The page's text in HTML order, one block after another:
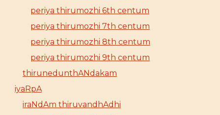
periya thirumozhi 6th centum
periya thirumozhi 7th centum
periya thirumozhi 8th centum
periya thirumozhi 9th centum
thirunedunthANdakam
iyaRpA
iraNdAm thiruvandhAdhi